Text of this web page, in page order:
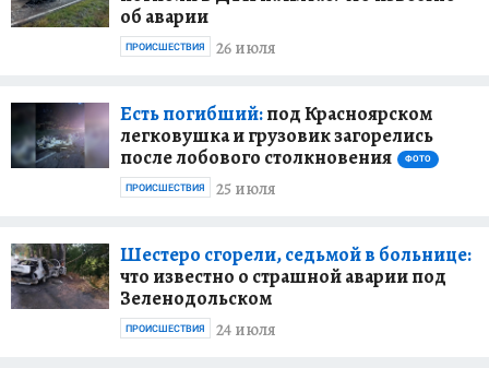
об аварии
26 июля
ПРОИСШЕСТВИЯ
Есть погибший:под Красноярском
легковушка и грузовик загорелись
после лобового столкновения
ФОТО
25 июля
ПРОИСШЕСТВИЯ
Шестеро сгорели, седьмой в больнице:
что известно о страшной аварии под
Зеленодольском
24 июля
ПРОИСШЕСТВИЯ